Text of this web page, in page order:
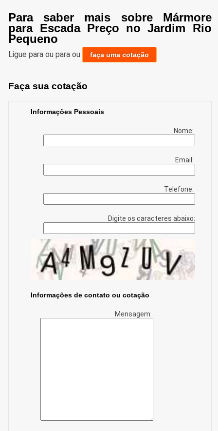
Para saber mais sobre Mármore
para Escada Preço no Jardim Rio
Pequeno
Ligue paraou paraou faça uma cotação
Faça sua cotação
Informações Pessoais
Nome:
Email:
Telefone:
Digite os caracteres abaixo:
Informações de contato ou cotação
Mensagem: